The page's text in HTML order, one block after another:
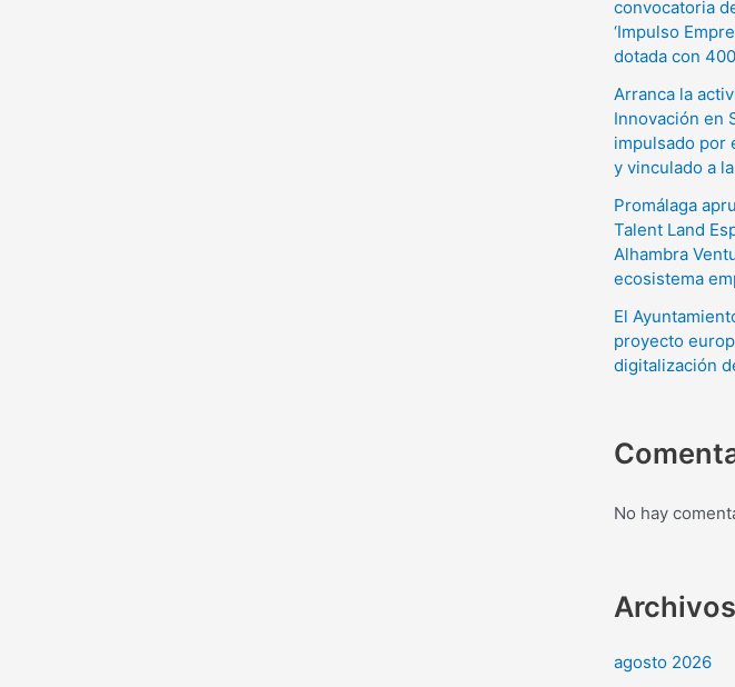
convocatoria
‘Impulso
dotada con
Arranca la
Innovación en
impulsado por
y vinculado a
Promálaga
Talent Land
Alhambra
ecosistema
El
proyecto
digitalización
No hay
Archivos
agosto 2026